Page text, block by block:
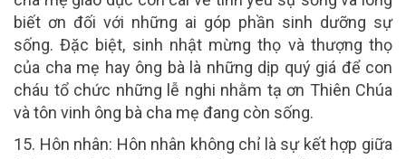
biết ơn đối với những ai góp phần sinh dưỡng sự
sống. Đặc biệt, sinh nhật mừng thọ và thượng thọ
của cha mẹ hay ông bà là những dịp quý giá để con
cháu tổ chức những lễ nghi nhằm tạ ơn Thiên Chúa
và tôn vinh ông bà cha mẹ đang còn sống.
15. Hôn nhân: Hôn nhân không chỉ là sự kết hợp giữa